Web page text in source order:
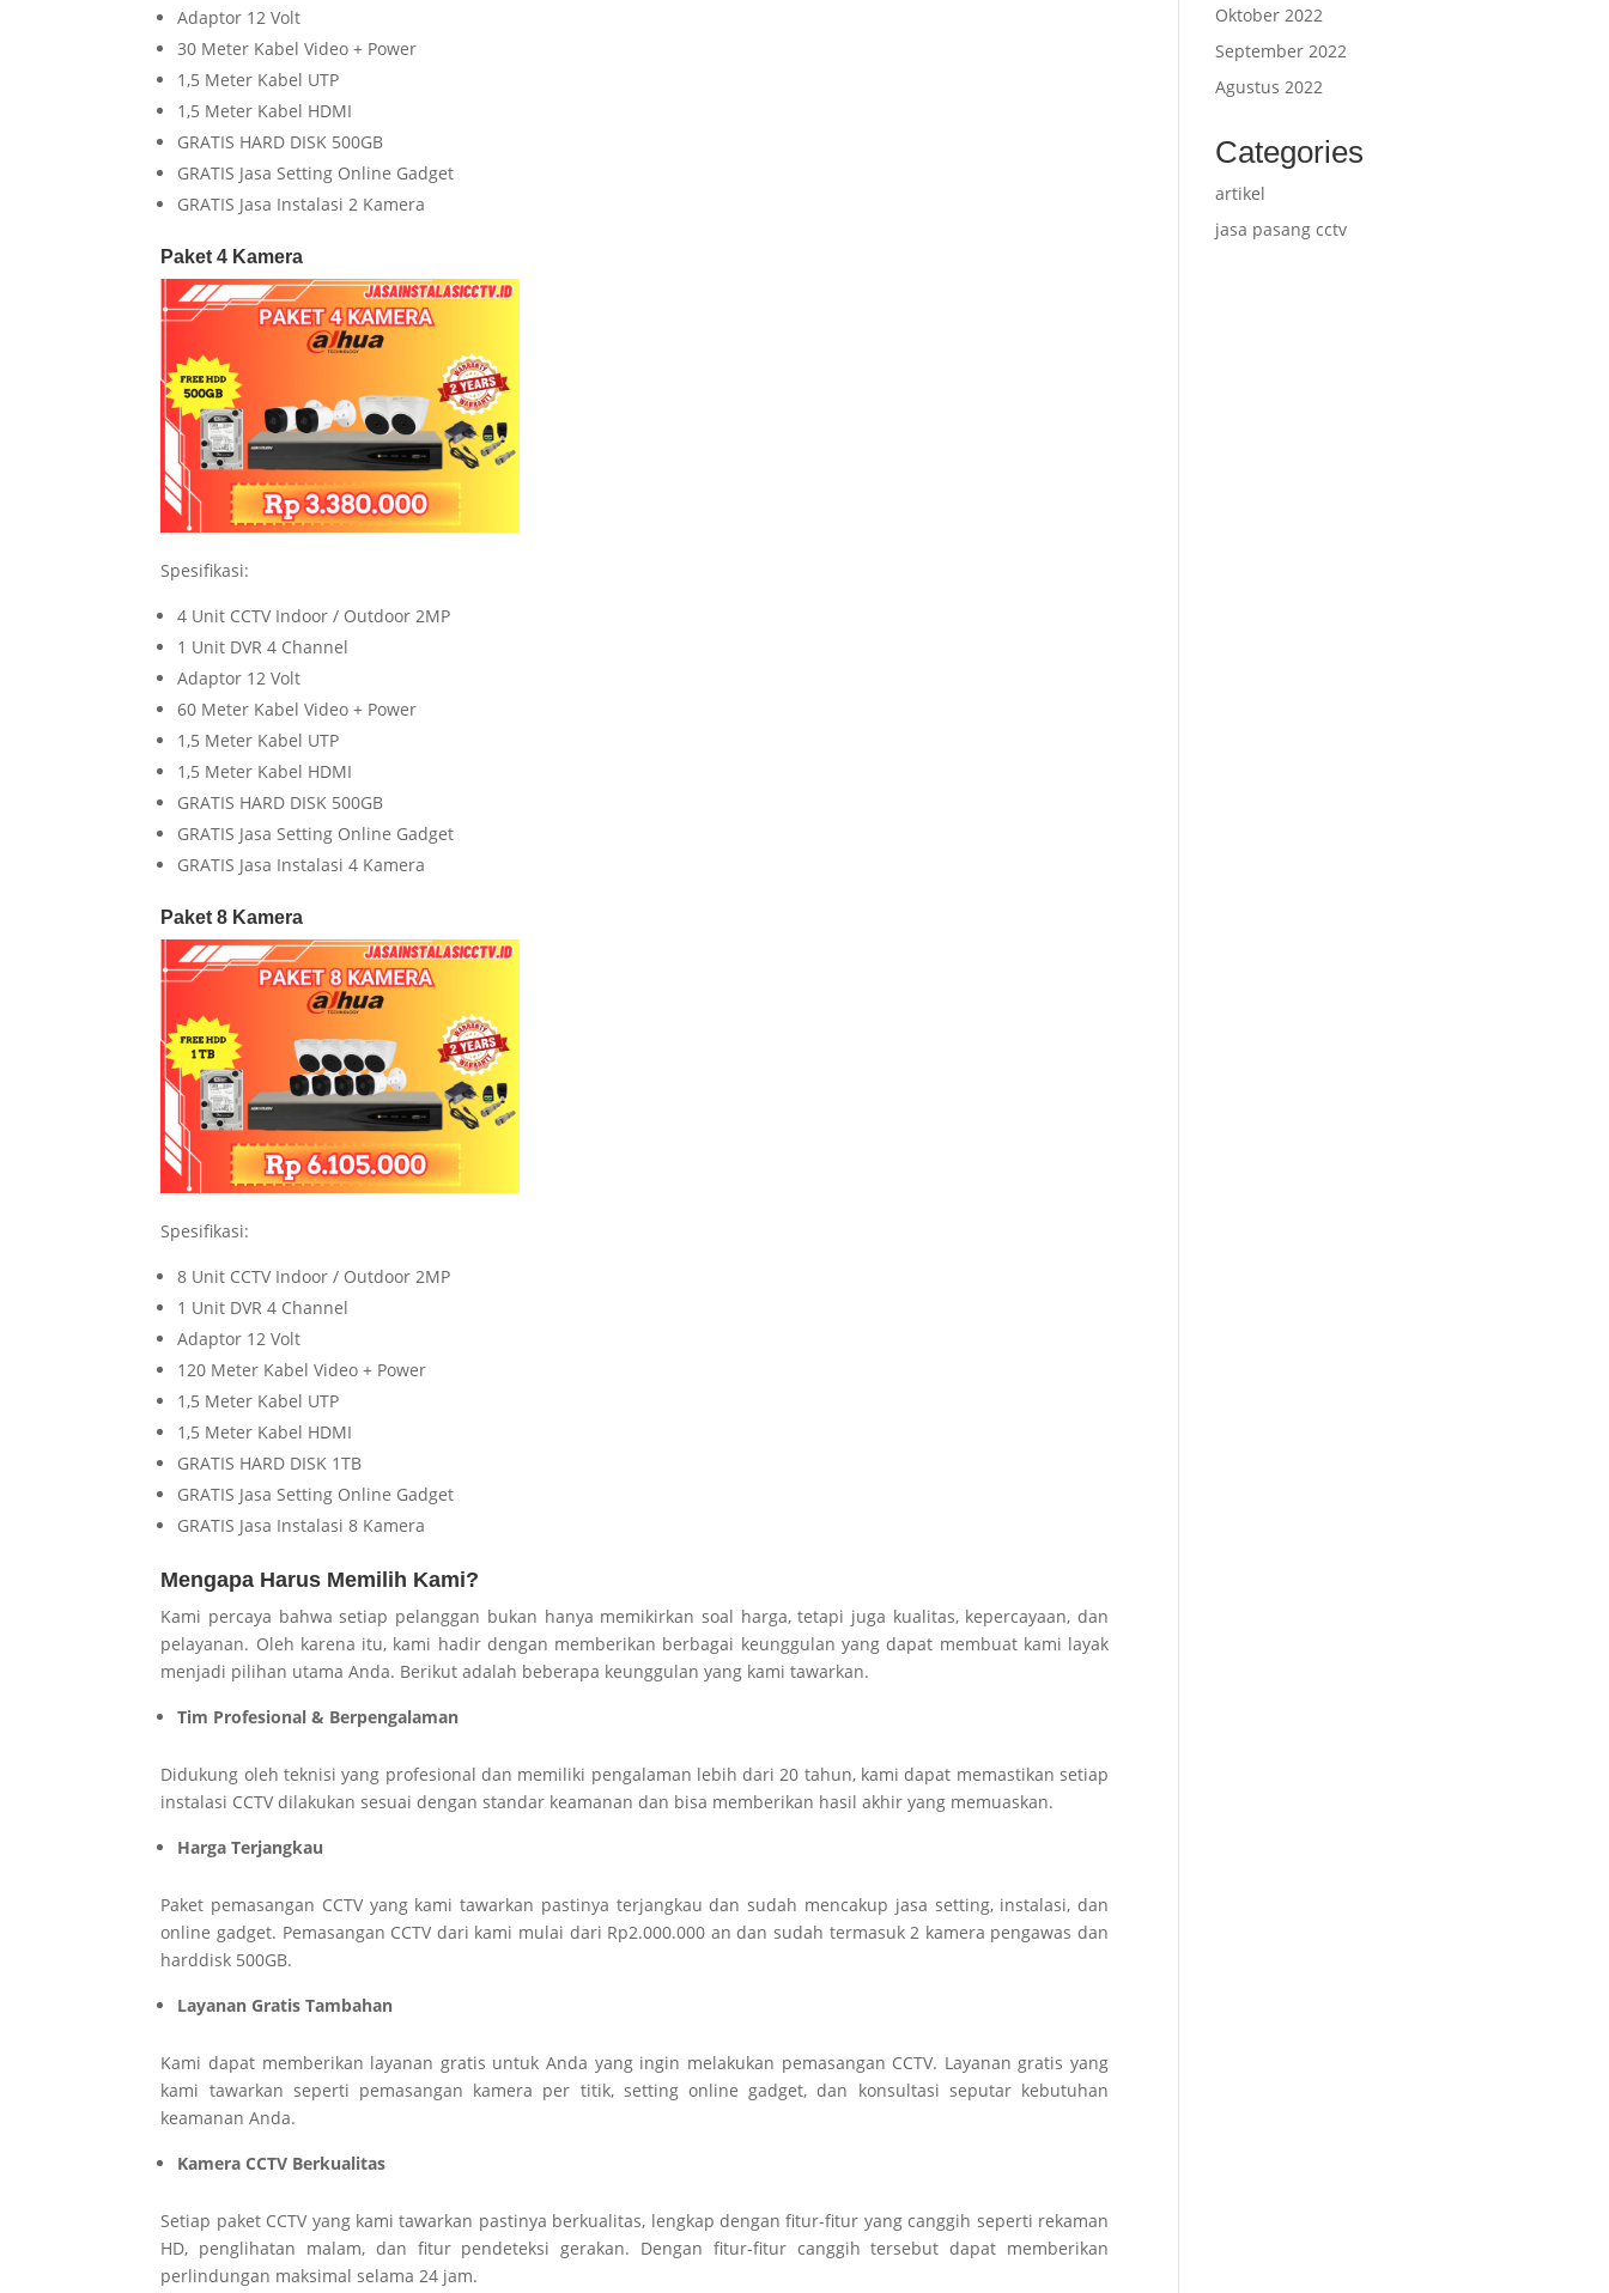
Adaptor 12 Volt
30 Meter Kabel Video + Power
1,5 Meter Kabel UTP
1,5 Meter Kabel HDMI
GRATIS HARD DISK 500GB
GRATIS Jasa Setting Online Gadget
GRATIS Jasa Instalasi 2 Kamera
Paket 4 Kamera
Spesifikasi:
4 Unit CCTV Indoor / Outdoor 2MP
1 Unit DVR 4 Channel
Adaptor 12 Volt
60 Meter Kabel Video + Power
1,5 Meter Kabel UTP
1,5 Meter Kabel HDMI
GRATIS HARD DISK 500GB
GRATIS Jasa Setting Online Gadget
GRATIS Jasa Instalasi 4 Kamera
Paket 8 Kamera
Spesifikasi:
8 Unit CCTV Indoor / Outdoor 2MP
1 Unit DVR 4 Channel
Adaptor 12 Volt
120 Meter Kabel Video + Power
1,5 Meter Kabel UTP
1,5 Meter Kabel HDMI
GRATIS HARD DISK 1TB
GRATIS Jasa Setting Online Gadget
GRATIS Jasa Instalasi 8 Kamera
Mengapa Harus Memilih Kami?
Kami percaya bahwa setiap pelanggan bukan hanya memikirkan soal harga, tetapi juga kualitas, kepercayaan, dan
pelayanan. Oleh karena itu, kami hadir dengan memberikan berbagai keunggulan yang dapat membuat kami layak
menjadi pilihan utama Anda. Berikut adalah beberapa keunggulan yang kami tawarkan.
Tim Profesional & Berpengalaman
Didukung oleh teknisi yang profesional dan memiliki pengalaman lebih dari 20 tahun, kami dapat memastikan setiap
instalasi CCTV dilakukan sesuai dengan standar keamanan dan bisa memberikan hasil akhir yang memuaskan.
Harga Terjangkau
Paket pemasangan CCTV yang kami tawarkan pastinya terjangkau dan sudah mencakup jasa setting, instalasi, dan
online gadget. Pemasangan CCTV dari kami mulai dari Rp2.000.000 an dan sudah termasuk 2 kamera pengawas dan
harddisk 500GB.
Layanan Gratis Tambahan
Kami dapat memberikan layanan gratis untuk Anda yang ingin melakukan pemasangan CCTV. Layanan gratis yang
kami tawarkan seperti pemasangan kamera per titik, setting online gadget, dan konsultasi seputar kebutuhan
keamanan Anda.
Kamera CCTV Berkualitas
Setiap paket CCTV yang kami tawarkan pastinya berkualitas, lengkap dengan fitur-fitur yang canggih seperti rekaman
HD, penglihatan malam, dan fitur pendeteksi gerakan. Dengan fitur-fitur canggih tersebut dapat memberikan
perlindungan maksimal selama 24 jam.
Oktober 2022
September 2022
Agustus 2022
Categories
artikel
jasa pasang cctv